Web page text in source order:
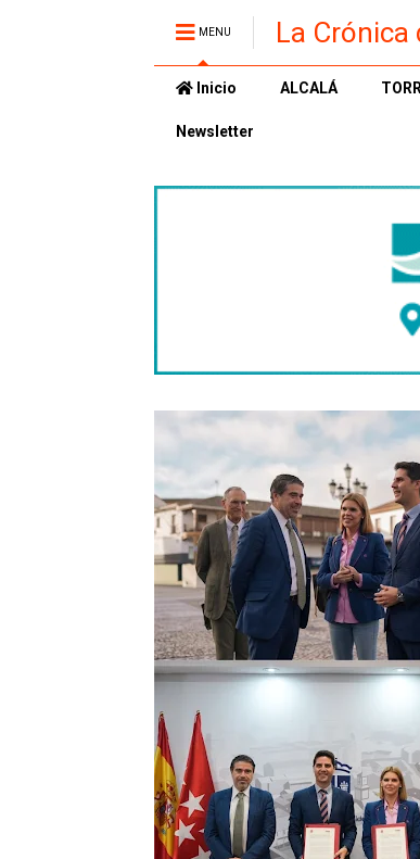
MENU La Crónica
Inicio ALCALÁ
Newsletter